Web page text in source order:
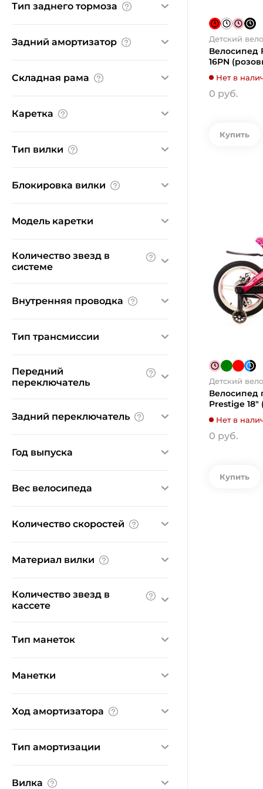
дисковый механический
ободной механический
Тип заднего тормоза
дисковый механический
ободной механический
Задний амортизатор
Складная рама
Каретка
Тип вилки
жесткая
Блокировка вилки
Модель каретки
Количество звезд в
системе
Внутренняя проводка
Да
Тип трансмиссии
С внешним переключением
Передний
переключатель
Задний переключатель
Год выпуска
2024
2025
Вес велосипеда
Количество скоростей
Материал вилки
Количество звезд в
кассете
Тип манеток
Манетки
Ход амортизатора
Тип амортизации
Вилка
Детский
Велосипед
16PN
Нет в
0 руб.
Купить
Детский
Велосипед
Prestige
Нет в
0 руб.
Купить